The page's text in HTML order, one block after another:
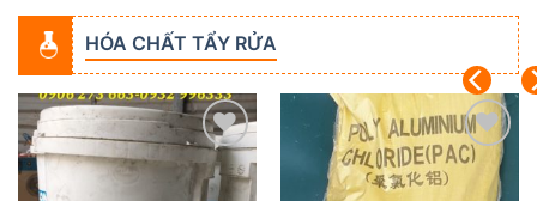
HÓA CHẤT TẨY RỬA
Add to
wishlist
Add to
wishlist